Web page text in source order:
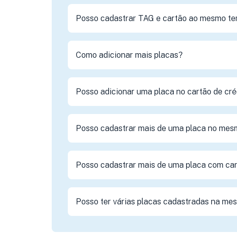
Posso cadastrar TAG e cartão ao mesmo
Como adicionar mais placas?
Posso adicionar uma placa no cartão de
Posso cadastrar mais de uma placa no
Posso cadastrar mais de uma placa com
Posso ter várias placas cadastradas na